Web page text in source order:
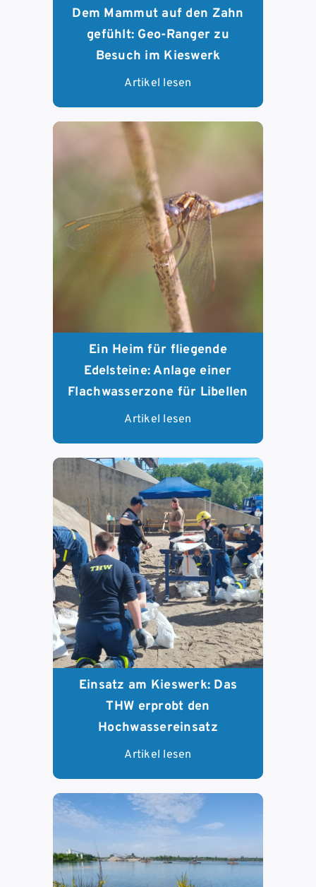
Dem Mammut auf den Zahn
gefühlt: Geo-Ranger zu
Besuch im Kieswerk
Artikel lesen
Ein Heim für fliegende
Edelsteine: Anlage einer
Flachwasserzone für Libellen
Artikel lesen
Einsatz am Kieswerk: Das
THW erprobt den
Hochwassereinsatz
Artikel lesen